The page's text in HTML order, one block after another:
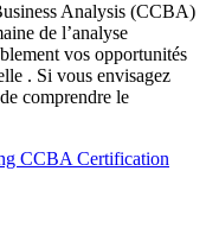
Analysis (CCBA)
de l’analyse
vos opportunités
. Si vous envisagez
comprendre le